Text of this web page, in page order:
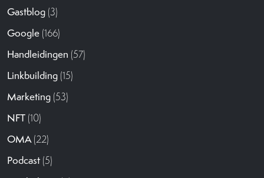
Gastblog (3)
Google (166)
Handleidingen (57)
Linkbuilding (15)
Marketing (53)
NFT (10)
OMA(22)
Podcast (5)